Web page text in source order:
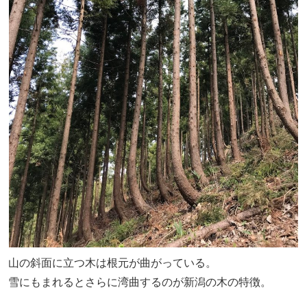
山の斜面に立つ木は根元が曲がっている。
雪にもまれるとさらに湾曲するのが新潟の木の特徴。